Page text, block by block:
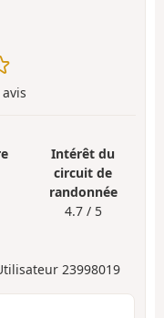
avis
Intérêt du
circuit de
randonnée
4.7 / 5
23998019